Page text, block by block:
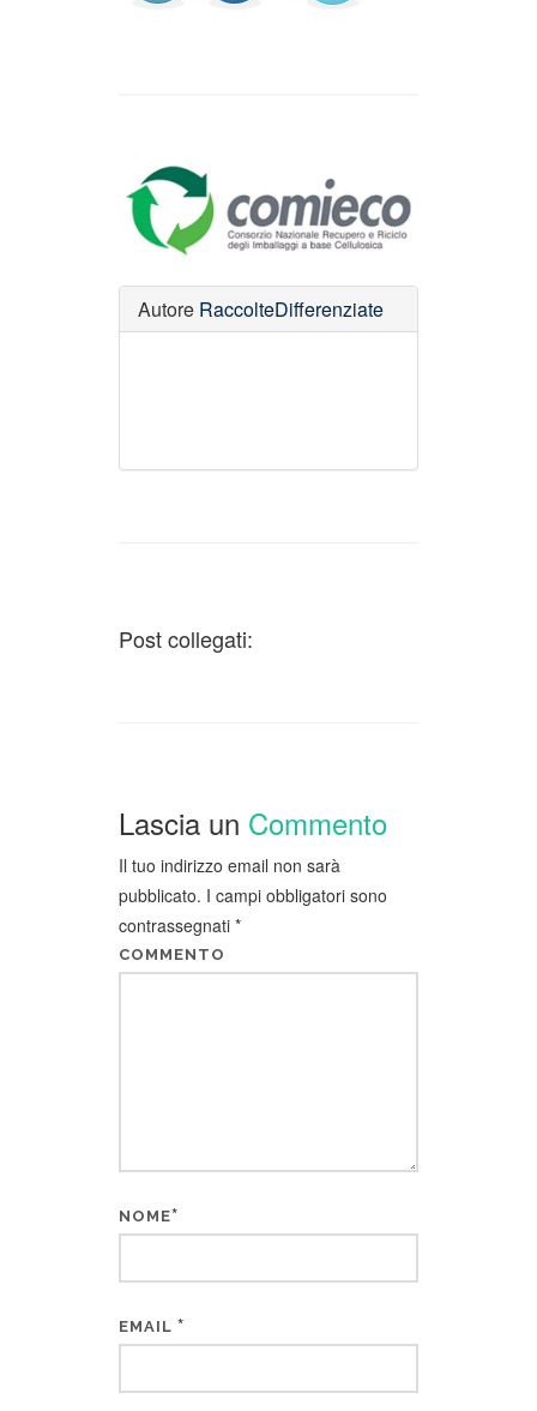
Autore RaccolteDifferenziate
Post collegati:
Lascia un Commento
Il tuo indirizzo email non sarà
pubblicato. I campi obbligatori sono
contrassegnati *
COMMENTO
NOME*
EMAIL *